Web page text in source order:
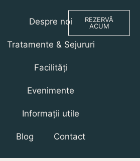
Despre noi
Tratamente & Sejururi
Facilități
Evenimente
Informații utile
Blog Contact
REZERVĂ
ACUM